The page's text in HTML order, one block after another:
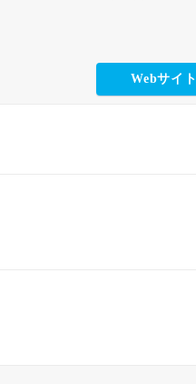
Webサイト